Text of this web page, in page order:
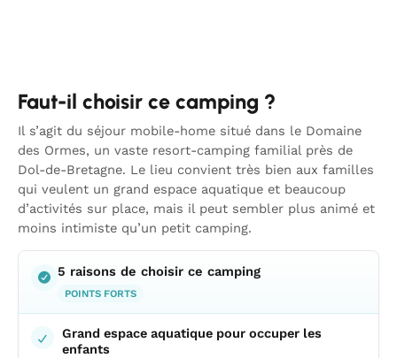
Faut-il choisir ce camping ?
Il s’agit du séjour mobile-home situé dans le Domaine
des Ormes, un vaste resort-camping familial près de
Dol-de-Bretagne. Le lieu convient très bien aux familles
qui veulent un grand espace aquatique et beaucoup
d’activités sur place, mais il peut sembler plus animé et
moins intimiste qu’un petit camping.
5 raisons de choisir ce camping
POINTS FORTS
Grand espace aquatique pour occuper les
enfants